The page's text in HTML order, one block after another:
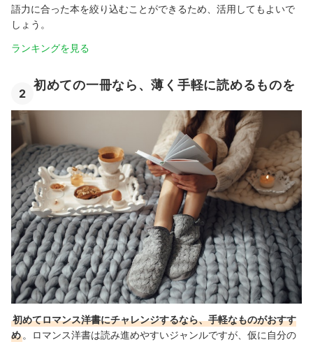
語力に合った本を絞り込むことができるため、活用してもよいで
しょう。
ランキングを見る
2
初めての一冊なら、薄く手軽に読めるものを
初めてロマンス洋書にチャレンジするなら、手軽なものがおすす
め 。ロマンス洋書は読み進めやすいジャンルですが、仮に自分の